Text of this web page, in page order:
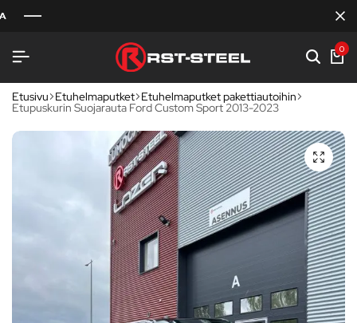
0
Etusivu Etuhelmaputket Etuhelmaputket pakettiautoihin
Etupuskurin Suojarauta Ford Custom Sport 2013-2023